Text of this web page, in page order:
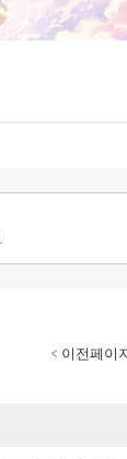
이전페이